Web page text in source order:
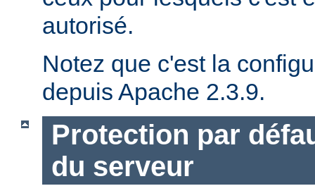
autorisé.
Notez que c'est la
depuis Apache 2.3.9.
Protection par
du serveur